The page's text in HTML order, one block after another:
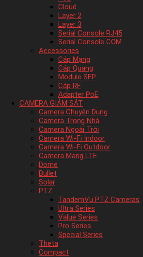
Cloud
Layer 2
Layer 3
Serial Console RJ45
Serial Console COM
Accessories
Cáp Mạng
Cáp Quang
Module SFP
Cáp RF
Adapter PoE
CAMERA GIÁM SÁT
Camera Chuyên Dụng
Camera Trong Nhà
Camera Ngoài Trời
Camera Wi-Fi Indoor
Camera Wi-Fi Outdoor
Camera Mạng LTE
Dome
Bullet
Solar
PTZ
TandemVu PTZ Cameras
Ultra Series
Value Series
Pro Series
Special Series
Theta
Compact